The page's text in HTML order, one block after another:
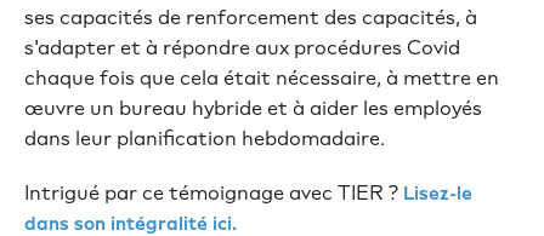
ses capacités de renforcement des capacités, à
s'adapter et à répondre aux procédures Covid
chaque fois que cela était nécessaire, à mettre en
œuvre un bureau hybride et à aider les employés
dans leur planification hebdomadaire.
Intrigué par ce témoignage avec TIER ? Lisez-le
dans son intégralité ici.